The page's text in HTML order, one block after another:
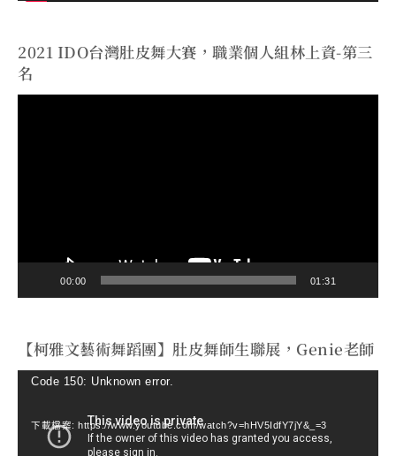
2021 IDO台灣肚皮舞大賽，職業個人組林上資-第三
名
00:00 01:31
【柯雅文藝術舞蹈團】肚皮舞師生聯展，Genie老師
視Code 150: Unknown error.
下載檔案: https://www.youtube.com/watch?v=hHV5IdfY7jY&_=3